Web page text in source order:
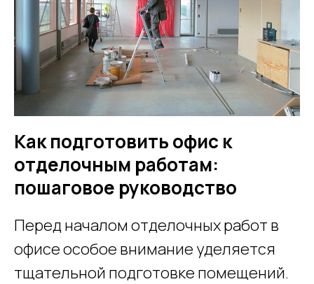
Как подготовить офис к
отделочным работам:
пошаговое руководство
Перед началом отделочных работ в
офисе особое внимание уделяется
тщательной подготовке помещений.